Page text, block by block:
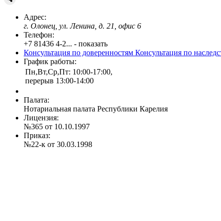
Адрес:
г. Олонец, ул. Ленина, д. 21, офис 6
Телефон:
+7 81436 4-2... - показать
Консультация по доверенностям Консультация по
График работы:
Пн,Вт,Ср,Пт: 10:00-17:00,
перерыв 13:00-14:00
Палата:
Нотариальная палата Республики Карелия
Лицензия:
№365 от 10.10.1997
Приказ:
№22-к от 30.03.1998